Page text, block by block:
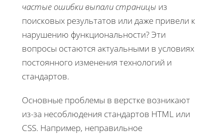
частые ошибки выпали страницы из
поисковых результатов или даже привели к
нарушению функциональности? Эти
вопросы остаются актуальными в условиях
постоянного изменения технологий и
стандартов.
Основные проблемы в верстке возникают
из-за несоблюдения стандартов HTML или
CSS. Например, неправильное